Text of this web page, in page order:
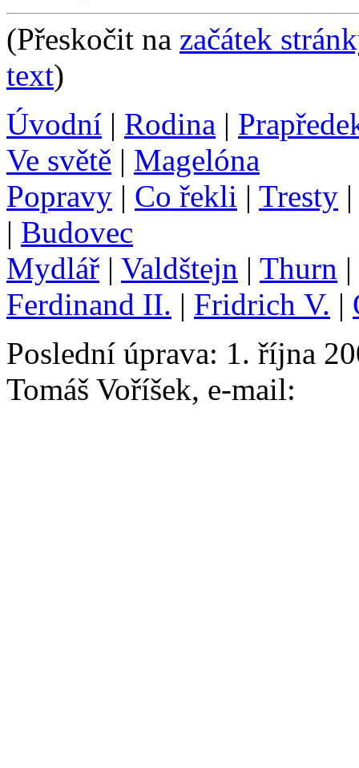
(Přeskočit na začátek
text)
Úvodní | Rodina |
Ve světě | Magelóna
Popravy | Co řekli | Tresty
| Budovec
Mydlář | Valdštejn | Thurn |
Ferdinand II. | Fridrich V. |
Poslední úprava: 1. října
Tomáš Voříšek, e-mail: